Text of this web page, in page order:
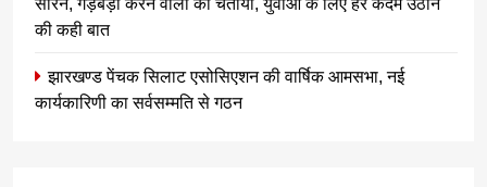
की कही बात
झारखण्ड पेंचक सिलाट एसोसिएशन की वार्षिक आमसभा, नई
कार्यकारिणी का सर्वसम्मति से गठन